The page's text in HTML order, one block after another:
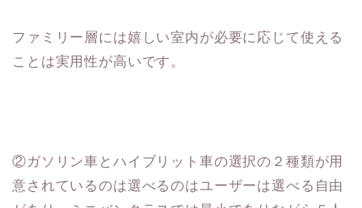
ファミリー層には嬉しい室内が必要に応じて使える
ことは実用性が高いです。
②ガソリン車とハイブリット車の選択の２種類が用
意されているのは選べるのはユーザーは選べる自由